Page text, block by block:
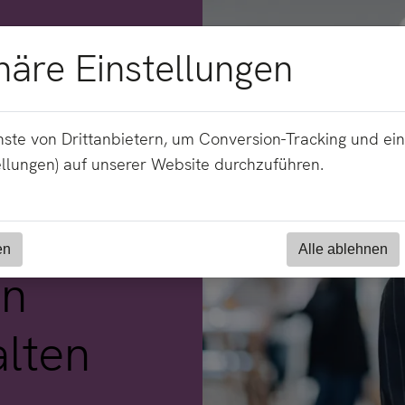
-
Einstellungen
von Drittanbietern, um Conversion-Tracking und
auf unserer Website durchzuführen.
Alle ablehnen